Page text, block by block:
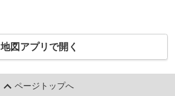
地図アプリで開く
ページトップへ